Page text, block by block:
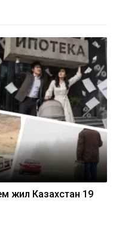
жил Казахстан 19